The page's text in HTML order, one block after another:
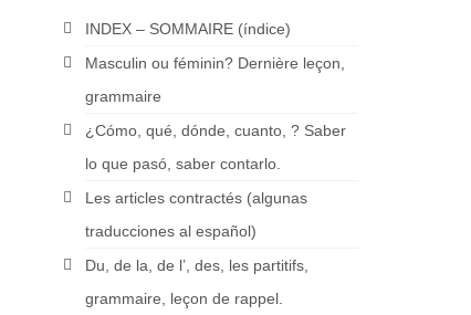
INDEX – SOMMAIRE (índice)
Masculin ou féminin? Dernière leçon,
grammaire
¿Cómo, qué, dónde, cuanto, ? Saber
lo que pasó, saber contarlo.
Les articles contractés (algunas
traducciones al español)
Du, de la, de l’, des, les partitifs,
grammaire, leçon de rappel.